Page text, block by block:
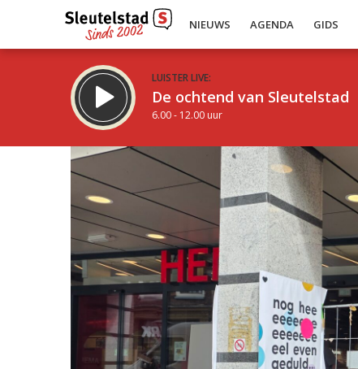
NIEUWS AGENDA GIDS
LUISTER LIVE:
De ochtend van Sleutelstad
6.00 - 12.00 uur
Inklappen